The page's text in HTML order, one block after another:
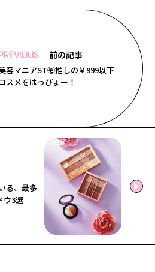
前の記事
容マニアST㋲推しの￥999以下
コスメをはっぴょー！
る、最多
ウ3選